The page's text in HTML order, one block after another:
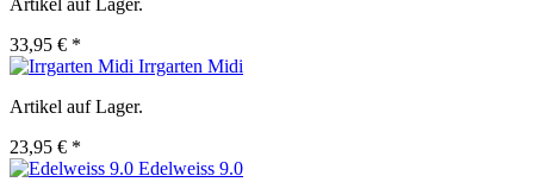
Artikel auf Lager.
33,95 € *
Irrgarten Midi
Artikel auf Lager.
23,95 € *
Edelweiss 9.0